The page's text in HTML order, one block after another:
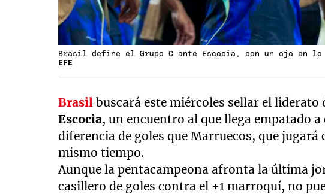
Brasil define el Grupo C ante Escocia, con un ojo en lo
EFE
Brasil buscará este miércoles sellar el liderato
Escocia, un encuentro al que llega empatado
diferencia de goles que Marruecos, que
mismo tiempo.
Aunque la pentacampeona afronta la última
casillero de goles contra el +1 marroquí, no